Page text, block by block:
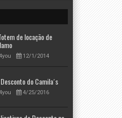
de locação de
12/1/2014
do Camila´s
4/25/2016